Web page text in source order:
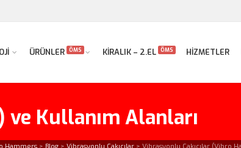
ÜRÜNLER ÖMS KİRALIK – 2.EL ÖMS HİZMETLER
Kullanım Alanları